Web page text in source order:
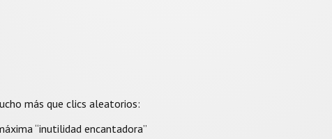
más que clics aleatorios:
“inutilidad encantadora”